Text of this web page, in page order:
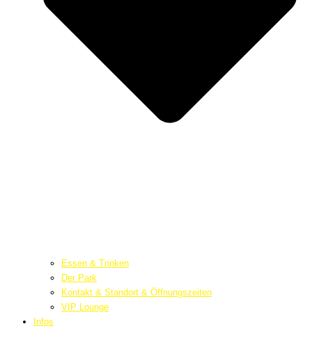
Essen & Trinken
Der Park
Kontakt & Standort & Öffnungszeiten
VIP Lounge
Infos